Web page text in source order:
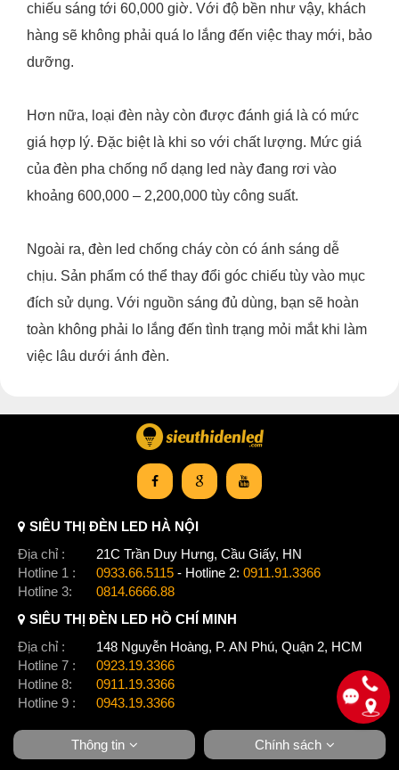
chiếu sáng tới 60,000 giờ. Với độ bền như vậy, khách
hàng sẽ không phải quá lo lắng đến việc thay mới, bảo
dưỡng.
Hơn nữa, loại đèn này còn được đánh giá là có mức
giá hợp lý. Đặc biệt là khi so với chất lượng. Mức giá
của đèn pha chống nổ dạng led này đang rơi vào
khoảng 600,000 – 2,200,000 tùy công suất.
Ngoài ra, đèn led chống cháy còn có ánh sáng dễ
chịu. Sản phẩm có thể thay đổi góc chiếu tùy vào mục
đích sử dụng. Với nguồn sáng đủ dùng, bạn sẽ hoàn
toàn không phải lo lắng đến tình trạng mỏi mắt khi làm
việc lâu dưới ánh đèn.
SIÊU THỊ ĐÈN LED HÀ NỘI
Địa chỉ :
21C Trần Duy Hưng, Cầu Giấy, HN
Hotline 1 :
0933.66.5115 - Hotline 2: 0911.91.3366
Hotline 3:
0814.6666.88
SIÊU THỊ ĐÈN LED HỒ CHÍ MINH
Địa chỉ :
148 Nguyễn Hoàng, P. AN Phú, Quận 2, HCM
Hotline 7 :
0923.19.3366
Hotline 8:
0911.19.3366
Hotline 9 :
0943.19.3366
Thông tin Chính sách